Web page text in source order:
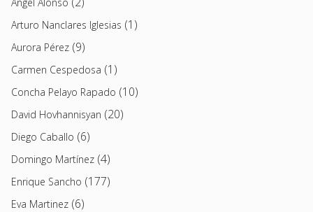
Arturo Nanclares Iglesias (1)
Aurora Pérez (9)
Carmen Cespedosa (1)
Concha Pelayo Rapado (10)
David Hovhannisyan (20)
Diego Caballo (6)
Domingo Martínez (4)
Enrique Sancho (177)
Eva Martinez (6)